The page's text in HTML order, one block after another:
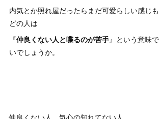
内気とか照れ屋だったらまだ可愛らしい感じ
どの人は
『仲良くない人と喋るのが苦手』という意味
いでしょうか。
仲良くない人、気心の知れてない人。